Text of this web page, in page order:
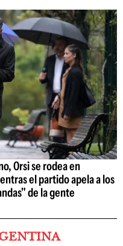
Orsi se rodea en
el partido apela a los
de la gente